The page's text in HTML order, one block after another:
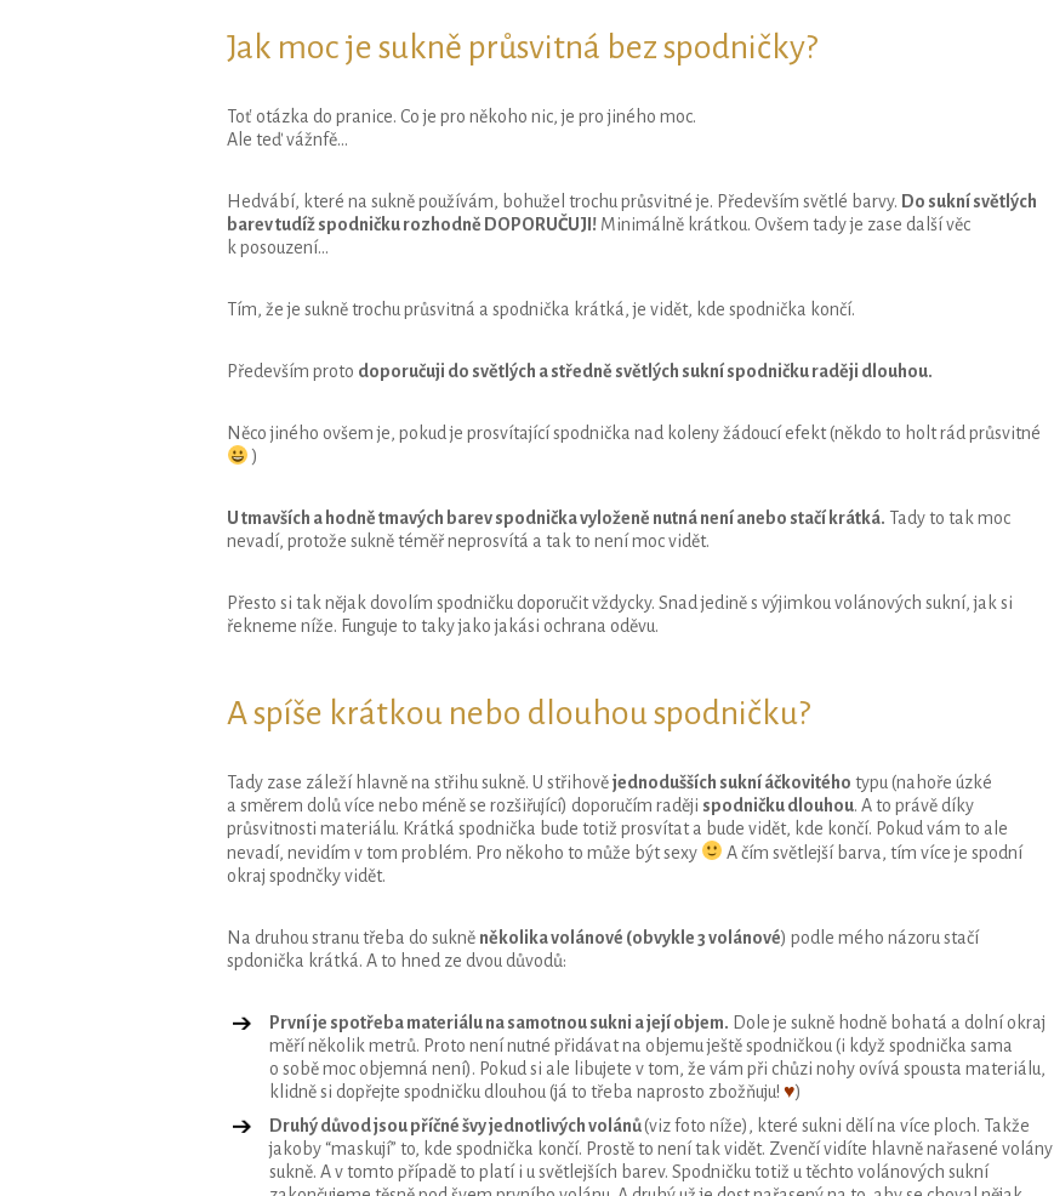
Jak moc je sukně průsvitná bez spodničky?
Toť otázka do pranice. Co je pro někoho nic, je pro jiného moc.
Ale teď vážnfě…
Hedvábí, které na sukně používám, bohužel trochu průsvitné je. Především světlé barvy. Do sukní světlých
barev tudíž spodničku rozhodně DOPORUČUJI! Minimálně krátkou. Ovšem tady je zase další věc
k posouzení…
Tím, že je sukně trochu průsvitná a spodnička krátká, je vidět, kde spodnička končí.
Především proto doporučuji do světlých a středně světlých sukní spodničku raději dlouhou.
Něco jiného ovšem je, pokud je prosvítající spodnička nad koleny žádoucí efekt (někdo to holt rád průsvitné
)
U tmavších a hodně tmavých barev spodnička vyloženě nutná není anebo stačí krátká. Tady to tak moc
nevadí, protože sukně téměř neprosvítá a tak to není moc vidět.
Přesto si tak nějak dovolím spodničku doporučit vždycky. Snad jedině s výjimkou volánových sukní, jak si
řekneme níže. Funguje to taky jako jakási ochrana oděvu.
A spíše krátkou nebo dlouhou spodničku?
Tady zase záleží hlavně na střihu sukně. U střihovějednodušších sukníáčkovitého typu (nahoře úzké
a směrem dolů více nebo méně se rozšiřující) doporučím raději spodničku dlouhou. A to právě díky
průsvitnosti materiálu. Krátká spodnička bude totiž prosvítat a bude vidět, kde končí. Pokud vám to ale
nevadí, nevidím v tom problém. Pro někoho to může být sexy
A čím světlejší barva, tím více je spodní
okraj spodnčky vidět.
Na druhou stranu třeba do sukně několika volánové (obvykle 3 volánové) podle mého názoru stačí
spdonička krátká. A to hned ze dvou důvodů:
První je spotřeba materiálu na samotnou sukni a její objem. Dole je sukně hodně bohatá a dolní okraj
měří několik metrů. Proto není nutné přidávat na objemu ještě spodničkou (i když spodnička sama
o sobě moc objemná není). Pokud si ale libujete v tom, že vám při chůzi nohy ovívá spousta materiálu,
klidně si dopřejte spodničku dlouhou (já to třeba naprosto zbožňuju! ♥)
Druhý důvod jsou příčné švy jednotlivých volánů(viz foto níže), které sukni dělí na více ploch. Takže
jakoby “maskují” to, kde spodnička končí. Prostě to není tak vidět. Zvenčí vidíte hlavně nařasené volány
sukně. A v tomto případě to platí i u světlejších barev. Spodničku totiž u těchto volánových sukní